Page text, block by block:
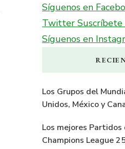
Síguenos en
Twitter
Síguenos en
Los Grupos del
Unidos, México y
Los mejores Partidos
Champions League